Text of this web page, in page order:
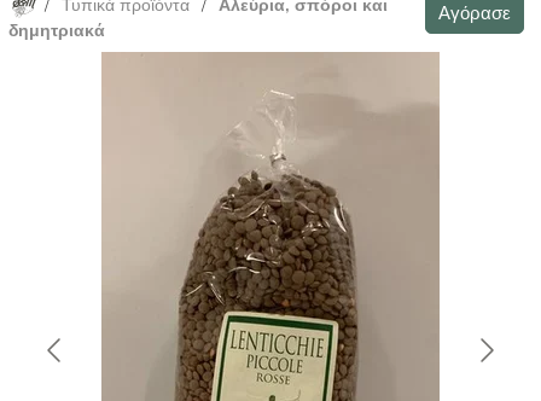
/ Τυπικά προϊόντα / Αλεύρια, σπόροι και
δημητριακά
Αγόρασε
Μικρές Κόκκινες Φακές Ιταλίας 500γρ Αγόρασε